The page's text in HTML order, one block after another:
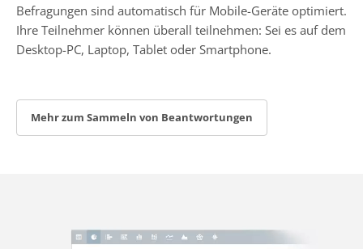
Befragungen sind automatisch für Mobile-Geräte optimiert.
Ihre Teilnehmer können überall teilnehmen: Sei es auf dem
Desktop-PC, Laptop, Tablet oder Smartphone.
Mehr zum Sammeln von Beantwortungen